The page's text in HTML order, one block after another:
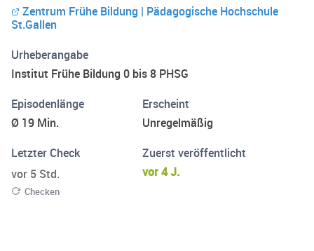
Pädagogischen Hochschule St.Gallen: www.frühe-
bildung.ch
Zentrum Frühe Bildung | Pädagogische Hochschule
St.Gallen
Urheberangabe
Institut Frühe Bildung 0 bis 8 PHSG
Episodenlänge
Ø 19 Min.
Erscheint
Unregelmäßig
Letzter Check
vor 5 Std.
Checken
Zuerst veröffentlicht
vor 4 J.